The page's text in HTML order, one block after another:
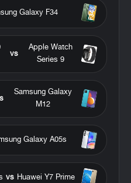
Galaxy F34
Apple Watch
Series 9
vs
Samsung Galaxy
M12
Galaxy A05s
Huawei Y7 Prime
vs